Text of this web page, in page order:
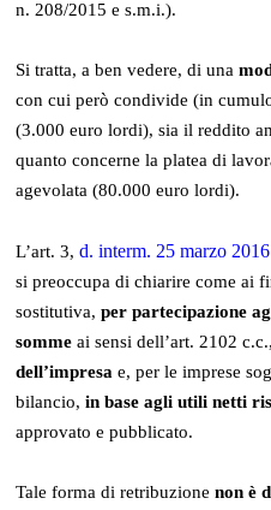
n. 208/2015 e s.m.i.).
Si tratta, a ben vedere, di una
con cui però condivide (in
(3.000 euro lordi), sia il reddito
quanto concerne la platea di
agevolata (80.000 euro lordi).
L’art. 3,d. interm. 25 marzo 2016
si preoccupa di chiarire come ai
sostitutiva,per partecipazione
sommeai sensi dell’art. 2102 c.c.,
dell’impresae, per le imprese
bilancio,in base agli utili netti
approvato e pubblicato.
Tale forma di retribuzionenon è